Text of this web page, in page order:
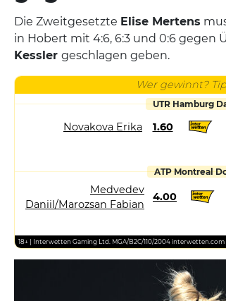
Die Zweitgesetzte Elise Mertens
in Hobert mit 4:6, 6:3 und 0:6 gegen
Kessler geschlagen geben.
Wer gewinnt?
UTR Hamburg
Novakova Erika 1.60
ATP Montreal
Medvedev
Daniil/Marozsan Fabian
4.00
18+ | Interwetten Gaming Ltd. MGA/B2C/110/2004 interwetten.com